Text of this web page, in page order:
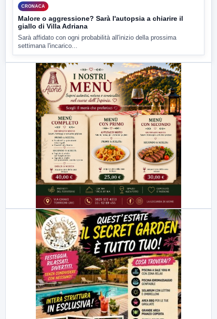
CRONACA
Malore o aggressione? Sarà l'autopsia a chiarire il
giallo di Villa Adriana
Sarà affidato con ogni probabilità all'inizio della prossima
settimana l'incarico...